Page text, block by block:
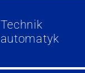
Technik
automatyk